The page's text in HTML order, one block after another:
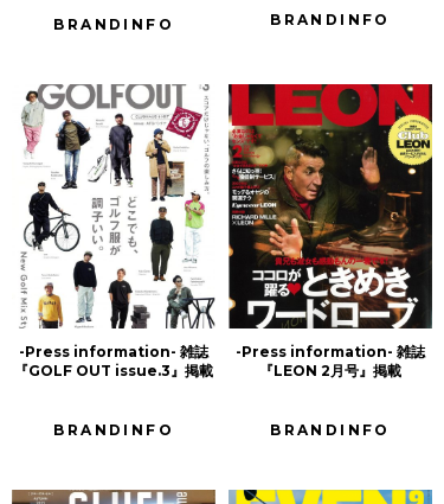
BRANDINFO BRANDINFO
-Press information- 雑誌
『GOLF OUT issue.3』掲載
BRANDINFO
-Press information- 雑誌
『LEON 2月号』掲載
BRANDINFO